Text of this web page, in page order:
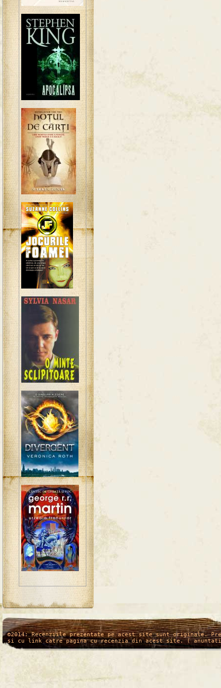
/* */
©2014: Recenziile prezentate pe acest site sunt originale.
si cu link catre pagina cu recenzia din acest site. (